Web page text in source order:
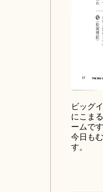
ビッグ
にこま
ームで
今日も
す。